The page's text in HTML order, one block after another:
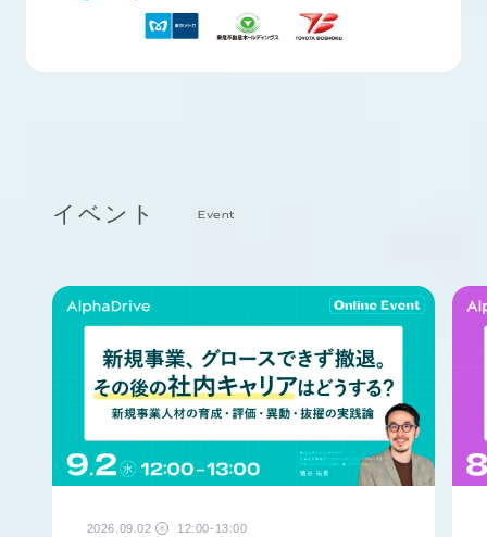
イベント Event
2026.09.02 水 12:00-13:00